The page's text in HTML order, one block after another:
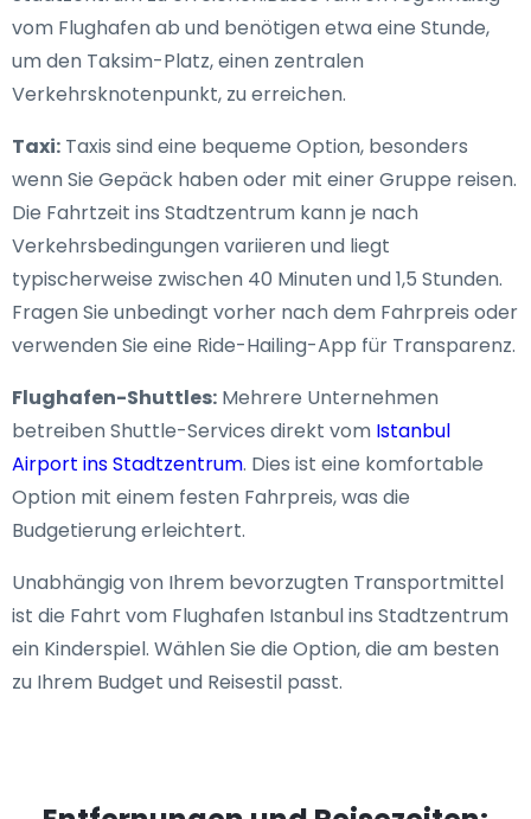
vom Flughafen ab und benötigen etwa eine Stunde,
um den Taksim-Platz, einen zentralen
Verkehrsknotenpunkt, zu erreichen.
Taxi: Taxis sind eine bequeme Option, besonders
wenn Sie Gepäck haben oder mit einer Gruppe reisen.
Die Fahrtzeit ins Stadtzentrum kann je nach
Verkehrsbedingungen variieren und liegt
typischerweise zwischen 40 Minuten und 1,5 Stunden.
Fragen Sie unbedingt vorher nach dem Fahrpreis oder
verwenden Sie eine Ride-Hailing-App für Transparenz.
Flughafen-Shuttles: Mehrere Unternehmen
betreiben Shuttle-Services direkt vom Istanbul
Airport ins Stadtzentrum. Dies ist eine komfortable
Option mit einem festen Fahrpreis, was die
Budgetierung erleichtert.
Unabhängig von Ihrem bevorzugten Transportmittel
ist die Fahrt vom Flughafen Istanbul ins Stadtzentrum
ein Kinderspiel. Wählen Sie die Option, die am besten
zu Ihrem Budget und Reisestil passt.